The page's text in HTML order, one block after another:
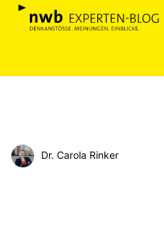
Dr. Carola Rinker